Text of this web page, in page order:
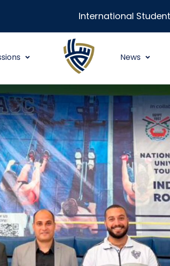
International
News